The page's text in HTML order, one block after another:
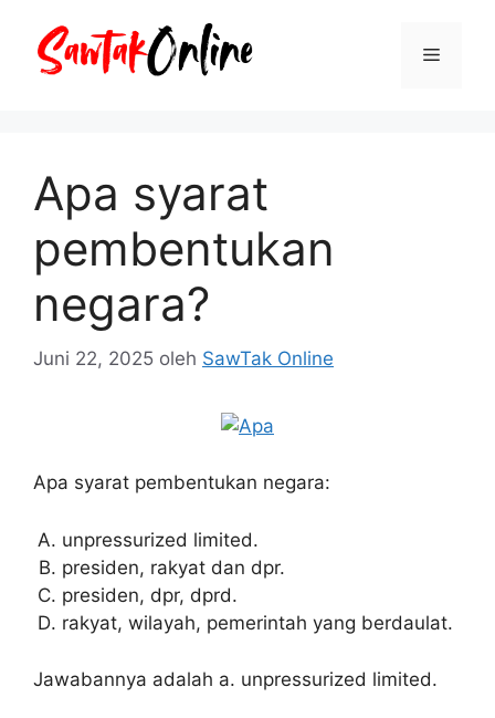
Menu
Apa syarat
pembentukan
negara?
Juni 22, 2025 oleh SawTak Online
Apa syarat pembentukan negara:
unpressurized limited.
presiden, rakyat dan dpr.
presiden, dpr, dprd.
rakyat, wilayah, pemerintah yang berdaulat.
Jawabannya adalah a. unpressurized limited.